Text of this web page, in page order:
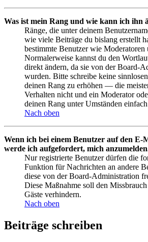
Was ist mein Rang und wie kann ich ihn
Ränge, die unter deinem
wie viele Beiträge du bislang erstellt
bestimmte Benutzer wie
Normalerweise kannst du den
direkt ändern, da sie von der Board-
wurden. Bitte schreibe keine
deinen Rang zu erhöhen — die
Verhalten nicht und ein Moderator
deinen Rang unter Umständen
Nach oben
Wenn ich bei einem Benutzer auf den
werde ich aufgefordert, mich
Nur registrierte Benutzer dürfen die
Funktion für Nachrichten an andere
diese von der Board-Administration
Diese Maßnahme soll den
Gäste verhindern.
Nach oben
Beiträge schreiben